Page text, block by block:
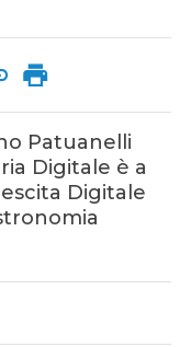
Patuanelli
Digitale è a
Digitale